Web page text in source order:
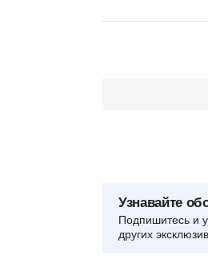
Узнавайте
Подпишитесь и
других